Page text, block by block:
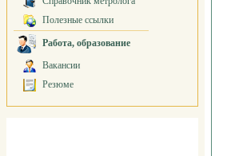
Полезные ссылки
Работа, образование
Вакансии
Резюме